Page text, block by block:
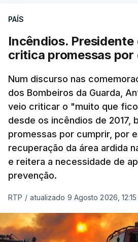
PAÍS
Incêndios. Presidente
critica promessas por
Num discurso nas
dos Bombeiros da Guarda,
veio criticar o "muito que
desde os incêndios de 2017,
promessas por cumprir, por
recuperação da área ardida
e reitera a necessidade de
prevenção.
RTP / atualizado 9 Agosto 2026, 12:15